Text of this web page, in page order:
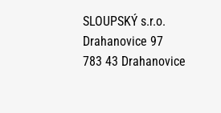
SLOUPSKÝ s.r.o.
Drahanovice 97
783 43 Drahanovice